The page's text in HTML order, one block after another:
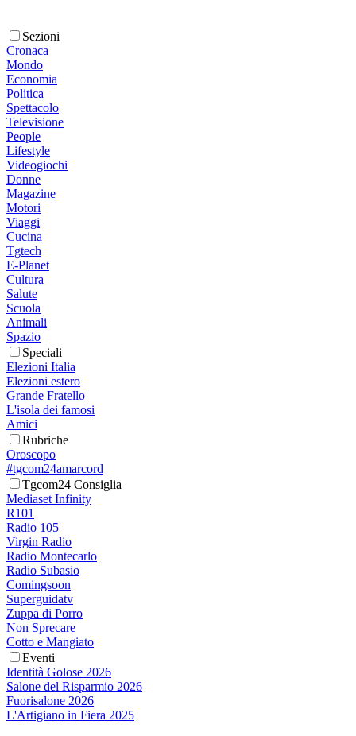
Sezioni
Cronaca
Mondo
Economia
Politica
Spettacolo
Televisione
People
Lifestyle
Videogiochi
Donne
Magazine
Motori
Viaggi
Cucina
Tgtech
E-Planet
Cultura
Salute
Scuola
Animali
Spazio
Speciali
Elezioni Italia
Elezioni estero
Grande Fratello
L'isola dei famosi
Amici
Rubriche
Oroscopo
#tgcom24amarcord
Tgcom24 Consiglia
Mediaset Infinity
R101
Radio 105
Virgin Radio
Radio Montecarlo
Radio Subasio
Comingsoon
Superguidatv
Zuppa di Porro
Non Sprecare
Cotto e Mangiato
Eventi
Identità Golose 2026
Salone del Risparmio 2026
Fuorisalone 2026
L'Artigiano in Fiera 2025